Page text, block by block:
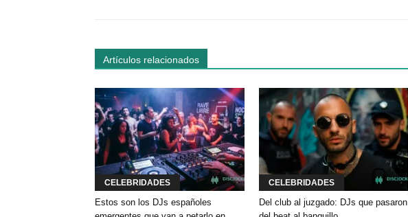
Artículos relacionados
CELEBRIDADES
Estos son los DJs españoles
CELEBRIDADES
Del club al juzgado: DJs que pasaron